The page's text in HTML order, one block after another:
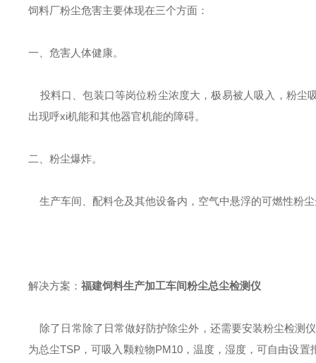
饲料厂粉尘危害主要体现在三个方面：
一、危害人体健康。
投料口、包装口等岗位粉尘浓度大，极易被人吸入，粉尘
出现呼xi机能和其他器官机能的障碍。
二、粉尘爆炸。
生产车间、配料仓及其他设备内，空气中悬浮的可燃性粉
解决方案： 福建饲料生产加工车间粉尘总尘检测仪
除了日常除了日常做好防护除尘外，还需要安装粉尘检测
为总尘TSP，可吸入颗粒物PM10，温度，湿度，可自由设